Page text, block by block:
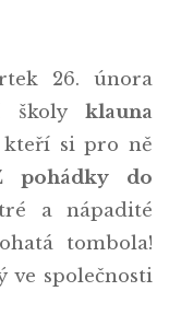
26. února
školy klauna
kteří si pro ně
pohádky do
a nápadité
tombola!
ve společnosti